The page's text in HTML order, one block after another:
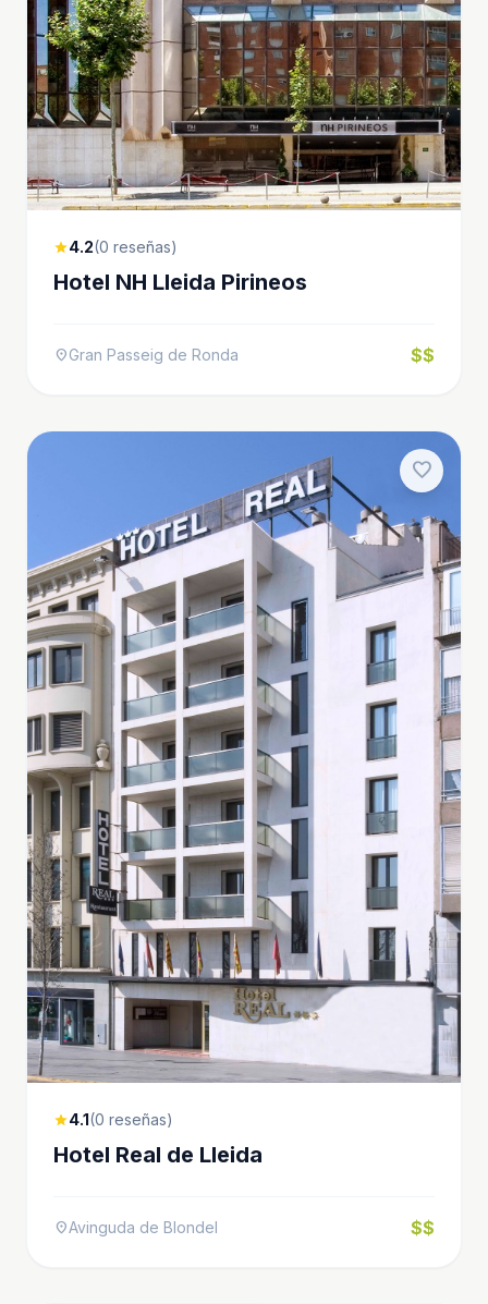
star4.2(0 reseñas)
Hotel NH Lleida Pirineos
location_onGran Passeig de Ronda $$
favorite
star4.1(0 reseñas)
Hotel Real de Lleida
location_onAvinguda de Blondel $$